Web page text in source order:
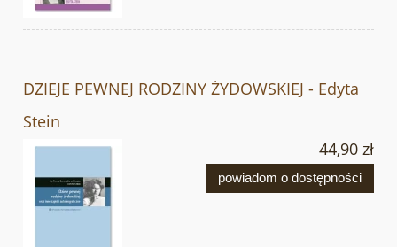
DZIEJE PEWNEJ RODZINY ŻYDOWSKIEJ - Edyta
Stein
44,90 zł
powiadom o dostępności